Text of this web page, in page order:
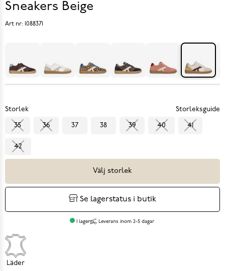
Sneakers Beige
Art nr: 1088371
Storlek Storleksguide
35 36 37 38 39 40 41
42
Välj storlek
Se lagerstatus i butik
I lager Leverans inom 2-5 dagar
Läder